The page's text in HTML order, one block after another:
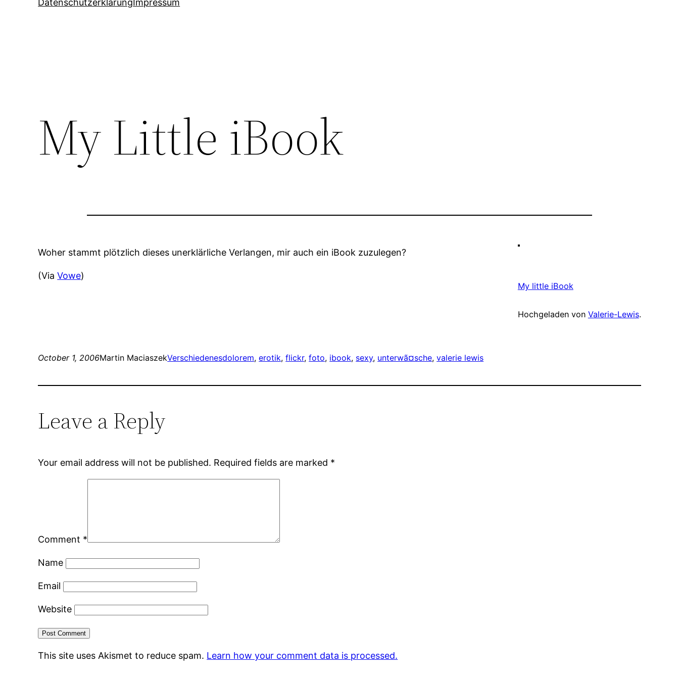
DatenschutzerklärungImpressum
My Little iBook
My little iBook
Hochgeladen von Valerie-Lewis.
Woher stammt plötzlich dieses unerklärliche Verlangen, mir auch ein iBook zuzulegen?
(ViaVowe)
October 1, 2006Martin MaciaszekVerschiedenesdolorem, erotik, flickr, foto, ibook, sexy, unterwã¤sche, valerie lewis
Leave a Reply
Your email address will not be published. Required fields are marked *
Comment *
Name
Email
Website
This site uses Akismet to reduce spam. Learn how your comment data is processed.